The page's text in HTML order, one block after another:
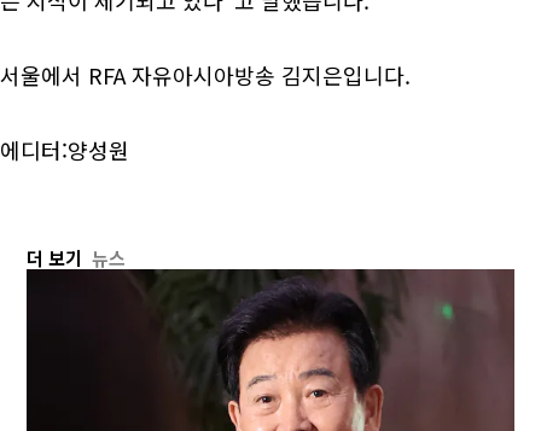
서울에서 RFA 자유아시아방송 김지은입니다.
에디터:양성원
더 보기 뉴스